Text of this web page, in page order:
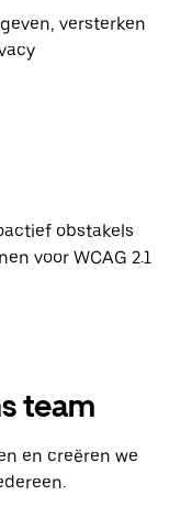
versterken
obstakels
voor WCAG 2.1
team
en creëren we